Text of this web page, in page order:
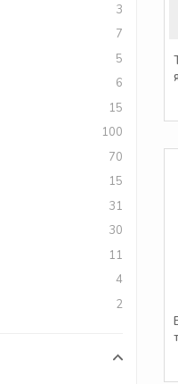
3
7
5
6
15
100
70
15
31
30
11
4
2
11